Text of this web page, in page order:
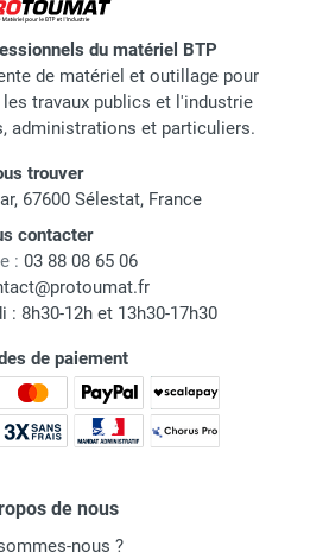
du matériel BTP
de matériel et outillage pour
les travaux publics et l'industrie
administrations et particuliers.
trouver
67600 Sélestat, France
contacter
: 03 88 08 65 06
: 8h30-12h et 13h30-17h30
de paiement
de nous
nous ?